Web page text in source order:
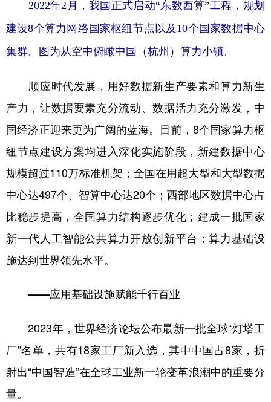
2022年2月，我国正式启动“东数西算”工程，规划
建设8个算力网络国家枢纽节点以及10个国家数据中心
集群。图为从空中俯瞰中国（杭州）算力小镇。
顺应时代发展，用好数据新生产要素和算力新生
产力，让数据要素充分流动、数据活力充分激发，中
国经济正迎来更为广阔的蓝海。目前，8个国家算力枢
纽节点建设方案均进入深化实施阶段，新建数据中心
规模超过110万标准机架；全国在用超大型和大型数据
中心达497个、智算中心达20个；西部地区数据中心占
比稳步提高，全国算力结构逐步优化；建成一批国家
新一代人工智能公共算力开放创新平台；算力基础设
施达到世界领先水平。
——应用基础设施赋能千行百业
2023年，世界经济论坛公布最新一批全球“灯塔工
厂”名单，共有18家工厂新入选，其中中国占8家，折
射出“中国智造”在全球工业新一轮变革浪潮中的重要分
量。